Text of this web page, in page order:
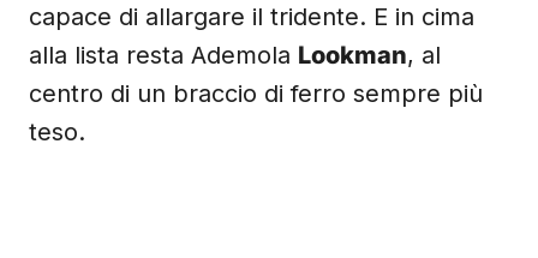
capace di allargare il tridente. E in cima
alla lista resta Ademola Lookman, al
centro di un braccio di ferro sempre più
teso.